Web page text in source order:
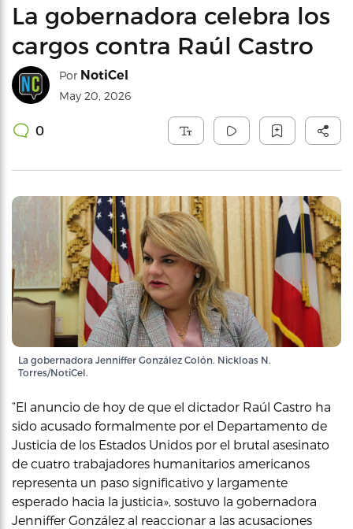
La gobernadora celebra los
cargos contra Raúl Castro
Por NotiCel
May 20, 2026
0
La gobernadora Jenniffer González Colón. Nickloas N.
Torres/NotiCel.
“El anuncio de hoy de que el dictador Raúl Castro ha
sido acusado formalmente por el Departamento de
Justicia de los Estados Unidos por el brutal asesinato
de cuatro trabajadores humanitarios americanos
representa un paso significativo y largamente
esperado hacia la justicia», sostuvo la gobernadora
Jenniffer González al reaccionar a las acusaciones